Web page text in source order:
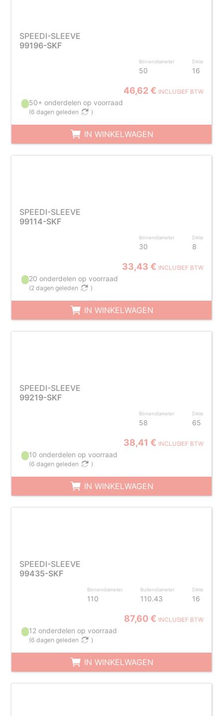
SPEEDI-SLEEVE
99196-SKF
Binnendiameter
50
Dikte
16
46,62 € INCLUSIEF BTW
50+ onderdelen op voorraad
(6 dagen geleden )
IN WINKELWAGEN
SPEEDI-SLEEVE
99114-SKF
Binnendiameter
30
Dikte
8
33,43 € INCLUSIEF BTW
20 onderdelen op voorraad
(2 dagen geleden )
IN WINKELWAGEN
SPEEDI-SLEEVE
99219-SKF
Binnendiameter
58
Dikte
65
38,41 € INCLUSIEF BTW
10 onderdelen op voorraad
(6 dagen geleden )
IN WINKELWAGEN
SPEEDI-SLEEVE
99435-SKF
Binnendiameter
110
Buitendiameter
110.43
Dikte
16
87,60 € INCLUSIEF BTW
12 onderdelen op voorraad
(6 dagen geleden )
IN WINKELWAGEN